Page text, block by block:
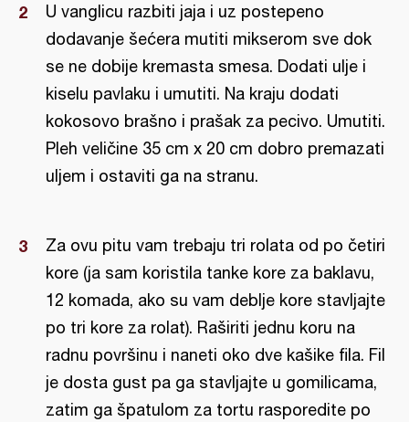
U vanglicu razbiti jaja i uz postepeno
dodavanje šećera mutiti mikserom sve dok
se ne dobije kremasta smesa. Dodati ulje i
kiselu pavlaku i umutiti. Na kraju dodati
kokosovo brašno i prašak za pecivo. Umutiti.
Pleh veličine 35 cm x 20 cm dobro premazati
uljem i ostaviti ga na stranu.
Za ovu pitu vam trebaju tri rolata od po četiri
kore (ja sam koristila tanke kore za baklavu,
12 komada, ako su vam deblje kore stavljajte
po tri kore za rolat). Raširiti jednu koru na
radnu površinu i naneti oko dve kašike fila. Fil
je dosta gust pa ga stavljajte u gomilicama,
zatim ga špatulom za tortu rasporedite po